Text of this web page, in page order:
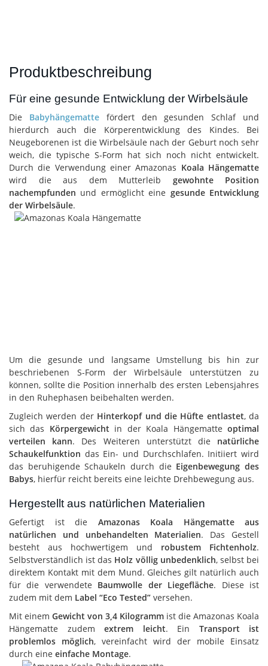
Produktbeschreibung
Für eine gesunde Entwicklung der Wirbelsäule
Die Babyhängemattefördert den gesunden Schlaf und
hierdurch auch die Körperentwicklung des Kindes. Bei
Neugeborenen ist die Wirbelsäule nach der Geburt noch sehr
weich, die typische S-Form hat sich noch nicht entwickelt.
Durch die Verwendung einer Amazonas Koala Hängematte
wird die aus dem Mutterleib gewohnte Position
nachempfunden und ermöglicht eine gesunde Entwicklung
der Wirbelsäule.
Um die gesunde und langsame Umstellung bis hin zur
beschriebenen S-Form der Wirbelsäule unterstützen zu
können, sollte die Position innerhalb des ersten Lebensjahres
in den Ruhephasen beibehalten werden.
Zugleich werden der Hinterkopf und die Hüfte entlastet, da
sich das Körpergewicht in der Koala Hängematteoptimal
verteilen kann. Des Weiteren unterstützt die natürliche
Schaukelfunktion das Ein- und Durchschlafen. Initiiert wird
das beruhigende Schaukeln durch die Eigenbewegung des
Babys, hierfür reicht bereits eine leichte Drehbewegung aus.
Hergestellt aus natürlichen Materialien
Gefertigt ist die Amazonas Koala Hängematte aus
natürlichen und unbehandelten Materialien. Das Gestell
besteht aus hochwertigem und robustem Fichtenholz.
Selbstverständlich ist das Holz völlig unbedenklich, selbst bei
direktem Kontakt mit dem Mund. Gleiches gilt natürlich auch
für die verwendete Baumwolle der Liegefläche. Diese ist
zudem mit dem Label “Eco Tested” versehen.
Mit einem Gewicht von 3,4 Kilogramm ist die Amazonas Koala
Hängematte zudem extrem leicht. Ein Transport ist
problemlos möglich, vereinfacht wird der mobile Einsatz
durch eine einfache Montage.